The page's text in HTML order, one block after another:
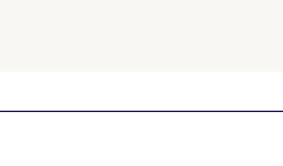
Beitrages, Werktitel, URL, Datum des Abrufes.